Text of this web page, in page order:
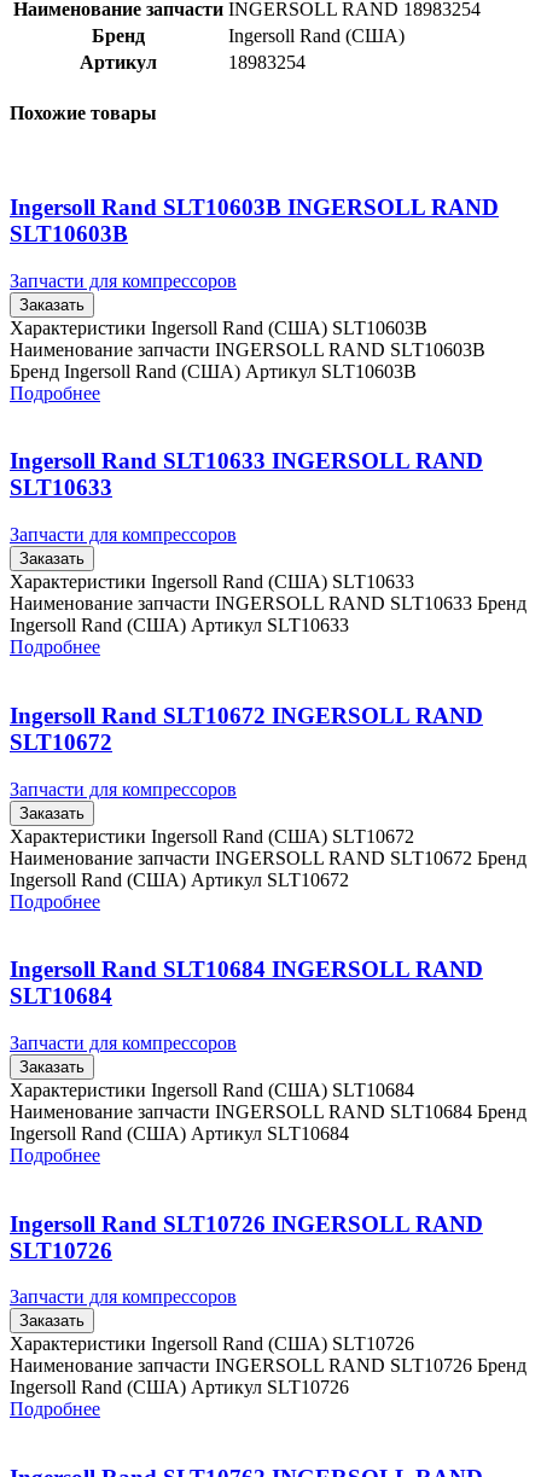
Наименование запчасти INGERSOLL RAND 18983254
Бренд
Ingersoll Rand (США)
Артикул
18983254
Похожие товары
Ingersoll Rand SLT10603B INGERSOLL RAND
SLT10603B
Запчасти для компрессоров
Заказать
Характеристики Ingersoll Rand (США) SLT10603B
Наименование запчасти INGERSOLL RAND SLT10603B
Бренд Ingersoll Rand (США) Артикул SLT10603B
Подробнее
Ingersoll Rand SLT10633 INGERSOLL RAND
SLT10633
Запчасти для компрессоров
Заказать
Характеристики Ingersoll Rand (США) SLT10633
Наименование запчасти INGERSOLL RAND SLT10633 Бренд
Ingersoll Rand (США) Артикул SLT10633
Подробнее
Ingersoll Rand SLT10672 INGERSOLL RAND
SLT10672
Запчасти для компрессоров
Заказать
Характеристики Ingersoll Rand (США) SLT10672
Наименование запчасти INGERSOLL RAND SLT10672 Бренд
Ingersoll Rand (США) Артикул SLT10672
Подробнее
Ingersoll Rand SLT10684 INGERSOLL RAND
SLT10684
Запчасти для компрессоров
Заказать
Характеристики Ingersoll Rand (США) SLT10684
Наименование запчасти INGERSOLL RAND SLT10684 Бренд
Ingersoll Rand (США) Артикул SLT10684
Подробнее
Ingersoll Rand SLT10726 INGERSOLL RAND
SLT10726
Запчасти для компрессоров
Заказать
Характеристики Ingersoll Rand (США) SLT10726
Наименование запчасти INGERSOLL RAND SLT10726 Бренд
Ingersoll Rand (США) Артикул SLT10726
Подробнее